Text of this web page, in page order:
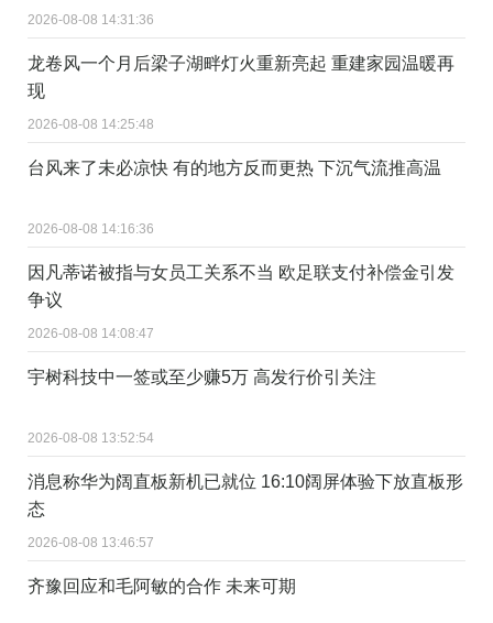
2026-08-08 14:31:36
龙卷风一个月后梁子湖畔灯火重新亮起 重建家园温暖再
现
2026-08-08 14:25:48
台风来了未必凉快 有的地方反而更热 下沉气流推高温
2026-08-08 14:16:36
因凡蒂诺被指与女员工关系不当 欧足联支付补偿金引发
争议
2026-08-08 14:08:47
宇树科技中一签或至少赚5万 高发行价引关注
2026-08-08 13:52:54
消息称华为阔直板新机已就位 16:10阔屏体验下放直板形
态
2026-08-08 13:46:57
齐豫回应和毛阿敏的合作 未来可期